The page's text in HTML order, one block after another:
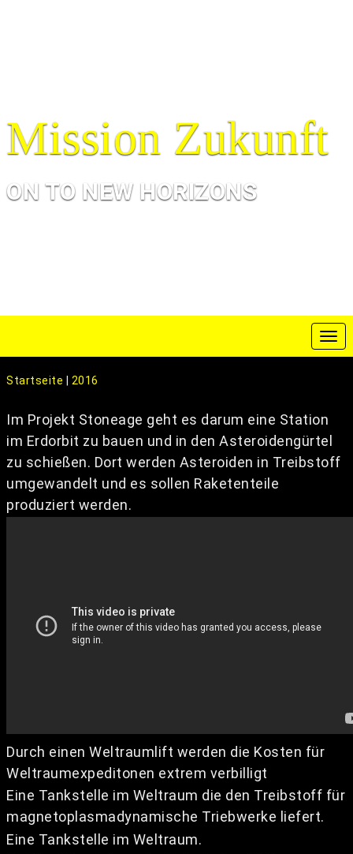
Mission Zukunft
ON TO NEW HORIZONS
T
o
e
n
i
Startseite 2016
Im Projekt Stoneage geht es darum eine Station
im Erdorbit zu bauen und in den Asteroidengürtel
zu schießen. Dort werden Asteroiden in Treibstoff
umgewandelt und es sollen Raketenteile
produziert werden.
Durch einen Weltraumlift werden die Kosten für
Weltraumexpeditonen extrem verbilligt
Eine Tankstelle im Weltraum die den Treibstoff für
magnetoplasmadynamische Triebwerke liefert.
Eine Tankstelle im Weltraum.